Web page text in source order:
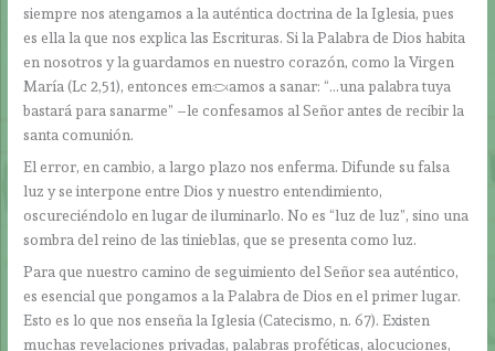
siempre nos atengamos a la auténtica doctrina de la Iglesia, pues
es ella la que nos explica las Escrituras. Si la Palabra de Dios habita
en nosotros y la guardamos en nuestro corazón, como la Virgen
María (Lc 2,51), entonces empezamos a sanar: “…una palabra tuya
bastará para sanarme” –le confesamos al Señor antes de recibir la
santa comunión.
El error, en cambio, a largo plazo nos enferma. Difunde su falsa
luz y se interpone entre Dios y nuestro entendimiento,
oscureciéndolo en lugar de iluminarlo. No es “luz de luz”, sino una
sombra del reino de las tinieblas, que se presenta como luz.
Para que nuestro camino de seguimiento del Señor sea auténtico,
es esencial que pongamos a la Palabra de Dios en el primer lugar.
Esto es lo que nos enseña la Iglesia (Catecismo, n. 67). Existen
muchas revelaciones privadas, palabras proféticas, alocuciones,